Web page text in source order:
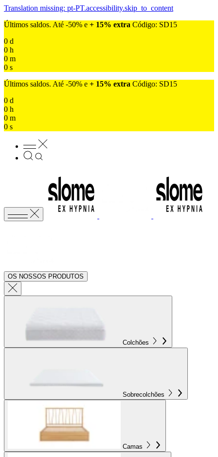
Translation missing: pt-PT.accessibility.skip_to_content
Últimos saldos. Até -50% e + 15% extra Código: SD15
0 d
0 h
0 m
0 s
Últimos saldos. Até -50% e + 15% extra Código: SD15
0 d
0 h
0 m
0 s
OS NOSSOS PRODUTOS
Colchões
Sobrecolchões
Camas